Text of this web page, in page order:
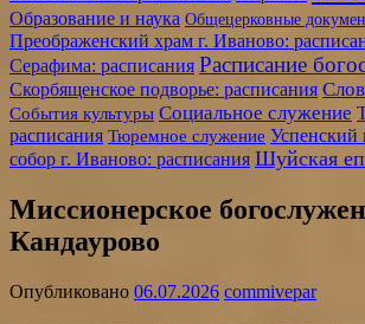
Образование и наука Общецерковные
Преображенский храм г. Иваново:
Серафима: расписания Расписание
Скорбященское подворье: расписания
События культуры Социальное служение
расписания Тюремное служение Успенский
собор г. Иваново: расписания Шуйская
Миссионерское
Кандаурово
Опубликовано 06.07.2026 commivepar